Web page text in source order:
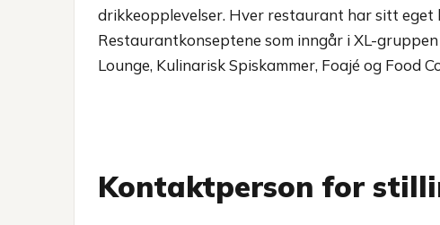
drikkeopplevelser. Hver restaurant har sitt eget
Restaurantkonseptene som inngår i XL-
Lounge, Kulinarisk Spiskammer, Foajé og Food
Kontaktperson for